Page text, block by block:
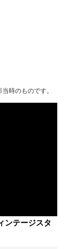
時のものです。
ンテージスタ